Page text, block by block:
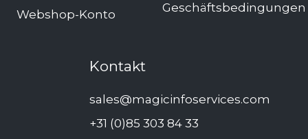
Webshop-Konto
Geschäftsbedingungen
Kontakt
sales@magicinfoservices.com
+31 (0)85 303 84 33